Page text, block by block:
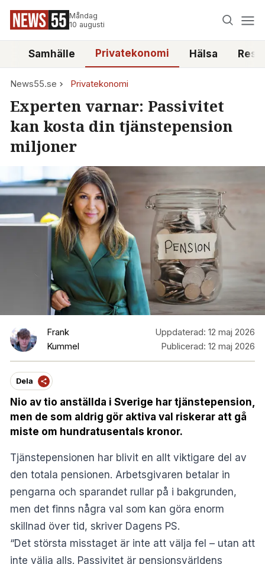
Måndag
10 augusti
Samhälle Privatekonomi Hälsa
News55.se Privatekonomi
Experten varnar: Passivitet
kan kosta din tjänstepension
miljoner
Frank
Kummel
Uppdaterad: 12 maj 2026
Publicerad: 12 maj 2026
Dela
Nio av tio anställda i Sverige har tjänstepension,
men de som aldrig gör aktiva val riskerar att gå
miste om hundratusentals kronor.
Tjänstepensionen har blivit en allt viktigare del av
den totala pensionen. Arbetsgivaren betalar in
pengarna och sparandet rullar på i bakgrunden,
men det finns några val som kan göra enorm
skillnad över tid, skriver Dagens PS.
“Det största misstaget är inte att välja fel – utan att
inte välja alls. Passivitet är pensionsvärldens